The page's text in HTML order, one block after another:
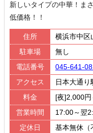
新しいタイプの中華！ま
低価格！！
住所
横浜市中区
駐車場
無し
電話番号
045-641-
アクセス
日本大通り
料金
[夜]2,000円
営業時間
17:00～翌
定休日
基本無休（